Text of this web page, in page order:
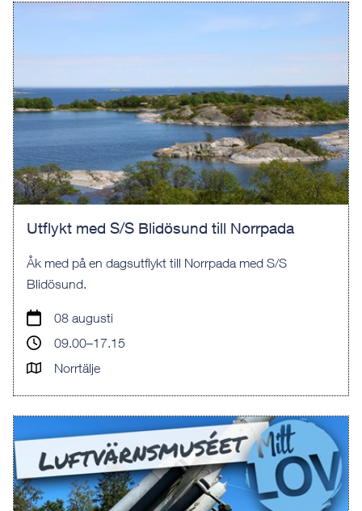
Utflykt med S/S Blidösund till Norrpada
Åk med på en dagsutflykt till Norrpada med S/S
Blidösund.
08 augusti
09.00–17.15
Norrtälje